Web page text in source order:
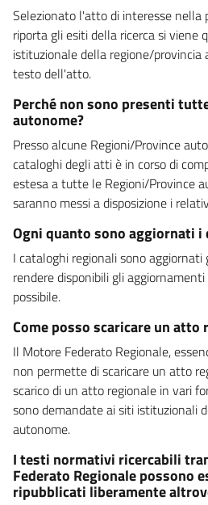
Selezionato l'atto di interesse nella
riporta gli esiti della ricerca si viene
istituzionale della regione/
testo dell'atto.
Perché non sono presenti
autonome?
Presso alcune Regioni/Province
cataloghi degli atti è in corso di
estesa a tutte le Regioni/Province
saranno messi a disposizione i
Ogni quanto sono aggiornati
I cataloghi regionali sono
rendere disponibili gli
possibile.
Come posso scaricare un atto
Il Motore Federato Regionale,
non permette di scaricare un atto
scarico di un atto regionale in vari
sono demandate ai siti istituzionali
autonome.
I testi normativi ricercabili
Federato Regionale possono
ripubblicati liberamente